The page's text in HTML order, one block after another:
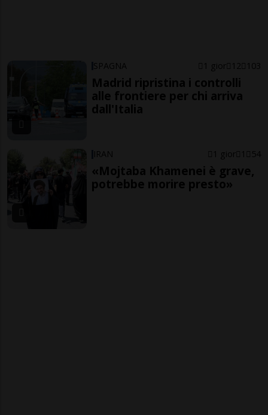
SPAGNA 1 gior 12 103
Madrid ripristina i controlli
alle frontiere per chi arriva
dall'Italia
IRAN 1 gior 1 54
«Mojtaba Khamenei è grave,
potrebbe morire presto»